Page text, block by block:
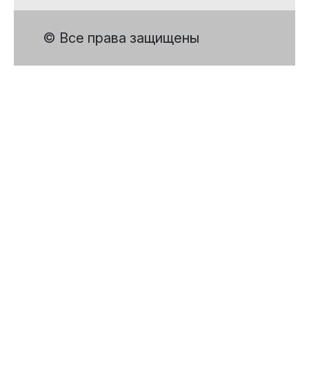
© Все права защищены